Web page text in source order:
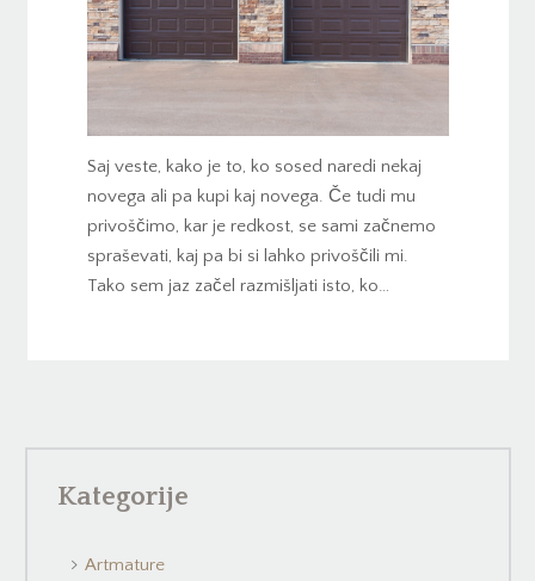
Saj veste, kako je to, ko sosed naredi nekaj
novega ali pa kupi kaj novega. Če tudi mu
privoščimo, kar je redkost, se sami začnemo
spraševati, kaj pa bi si lahko privoščili mi.
Tako sem jaz začel razmišljati isto, ko…
Kategorije
Artmature